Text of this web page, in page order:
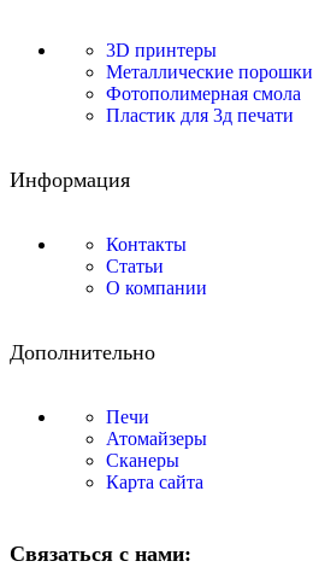
3D принтеры
Металлические порошки
Фотополимерная смола
Пластик для 3д печати
Информация
Контакты
Статьи
О компании
Дополнительно
Печи
Атомайзеры
Сканеры
Карта сайта
Связаться с нами: